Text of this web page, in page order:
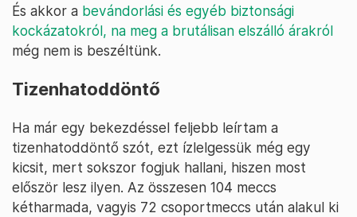
És akkor a bevándorlási és egyéb biztonsági
kockázatokról, na meg a brutálisan elszálló árakról
még nem is beszéltünk.
Tizenhatoddöntő
Ha már egy bekezdéssel feljebb leírtam a
tizenhatoddöntő szót, ezt ízlelgessük még egy
kicsit, mert sokszor fogjuk hallani, hiszen most
először lesz ilyen. Az összesen 104 meccs
kétharmada, vagyis 72 csoportmeccs után alakul ki